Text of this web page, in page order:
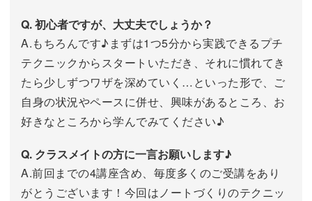
Q. 初心者ですが、大丈夫でしょうか？
A.もちろんです♪まずは1つ5分から実践できるプチ
テクニックからスタートいただき、それに慣れてき
たら少しずつワザを深めていく…といった形で、ご
自身の状況やペースに併せ、興味があるところ、お
好きなところから学んでみてください♪
Q. クラスメイトの方に一言お願いします♪
A.前回までの4講座含め、毎度多くのご受講をあり
がとうございます！今回はノートづくりのテクニッ